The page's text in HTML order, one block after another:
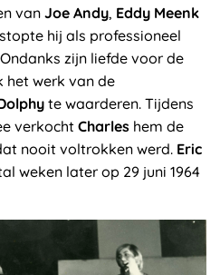
vanJoe Andy, Eddy Meenk
stopte hij als professioneel
zijn liefde voor de
het werk van de
te waarderen. Tijdens
verkocht Charles hem de
nooit voltrokken werd. Eric
weken later op 29 juni 1964